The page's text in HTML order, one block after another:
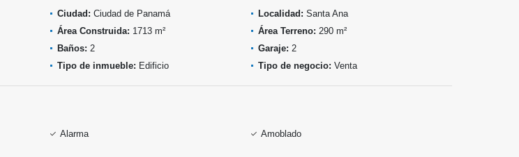
Ciudad: Ciudad de Panamá Localidad: Santa Ana
Área Construida: 1713 m² Área Terreno: 290 m²
Baños: 2 Garaje: 2
Tipo de inmueble: Edificio Tipo de negocio: Venta
Alarma
Amoblado